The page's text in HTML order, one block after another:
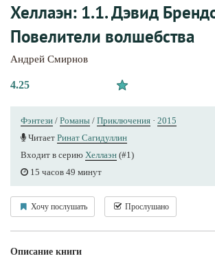
Хеллаэн: 1.1. Дэвид
Повелители волшебства
Андрей Смирнов
4.25
Фэнтези / Романы / Приключения · 2015
Читает Ринат Cагидуллин
Входит в серию Хеллаэн (#1)
15 часов 49 минут
Хочу послушать Прослушано
Описание книги